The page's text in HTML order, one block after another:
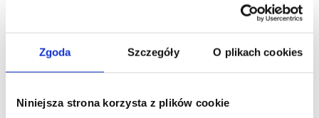
Zgoda Szczegóły O plikach cookies
Niniejsza strona korzysta z plików cookie
Czy prowadzimy serwis naszych produktów gdy
np. pies pogryzie matę?